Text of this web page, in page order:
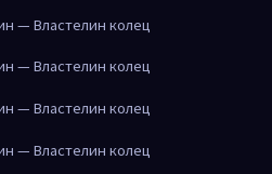
— Властелин колец
— Властелин колец
— Властелин колец
— Властелин колец